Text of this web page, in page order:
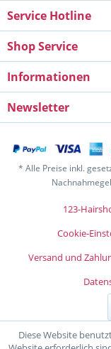
Service Hotline
Shop Service
Informationen
Newsletter
* Alle Preise inkl.
123-
Cookie-
Versand und
Diese Website